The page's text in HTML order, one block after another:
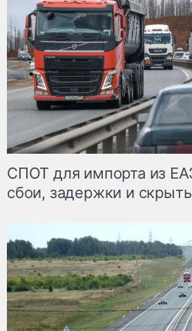
СПОТ для импорта из
сбои, задержки и